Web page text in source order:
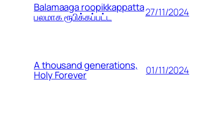
Balamaaga roopikkappatta
பலமாக ரூபிக்கப்பட்ட 27/11/2024
A thousand generations,
Holy Forever 01/11/2024